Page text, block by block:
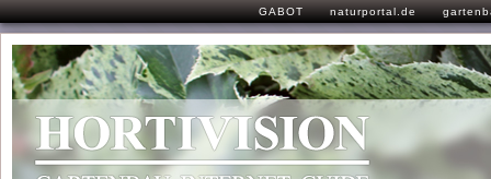
GABOT naturportal.de